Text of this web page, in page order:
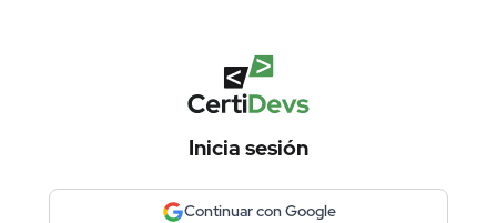
Inicia sesión
Continuar con Google